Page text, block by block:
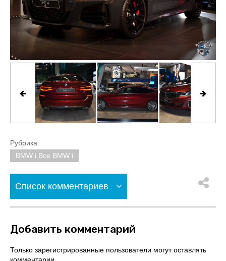
Рубрика:
BMW i Все BMW i
Список комментариев
Добавить комментарий
Только зарегистрированные пользователи могут оставлять
комментарии.